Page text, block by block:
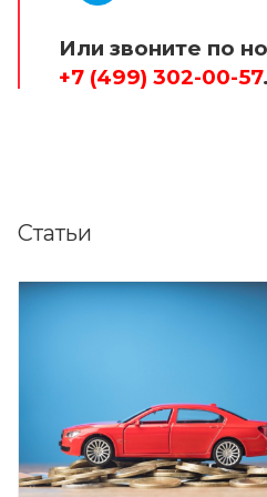
Или звоните по
+7 (499) 302-00-57.
Статьи